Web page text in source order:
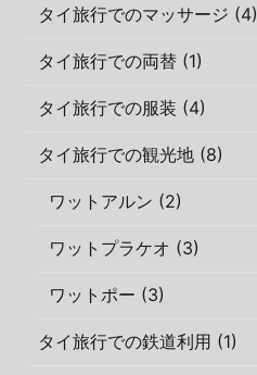
タイ旅行でのマッサージ (4)
タイ旅行での両替 (1)
タイ旅行での服装 (4)
タイ旅行での観光地 (8)
ワットアルン (2)
ワットプラケオ (3)
ワットポー (3)
タイ旅行での鉄道利用 (1)